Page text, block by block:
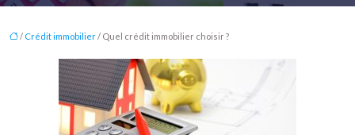
/ Crédit immobilier/ Quel crédit immobilier choisir ?